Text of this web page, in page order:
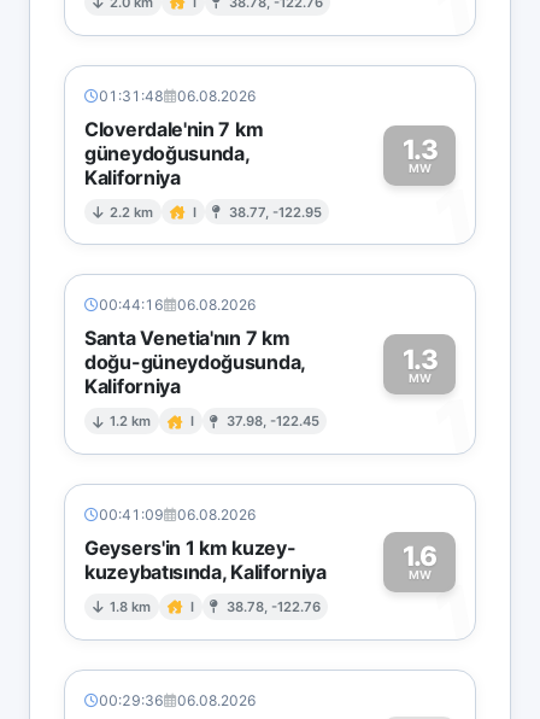
01:31:48 06.08.2026
Cloverdale'nin 7 km
güneydoğusunda,
Kaliforniya
2.2 km I 38.77, -122.95
1.3
MW
1
00:44:16 06.08.2026
Santa Venetia'nın 7 km
doğu-güneydoğusunda,
Kaliforniya
1.2 km I 37.98, -122.45
1.3
MW
1
00:41:09 06.08.2026
Geysers'in 1 km kuzey-
kuzeybatısında, Kaliforniya
1.8 km I 38.78, -122.76
1.6
MW1
00:29:36 06.08.2026